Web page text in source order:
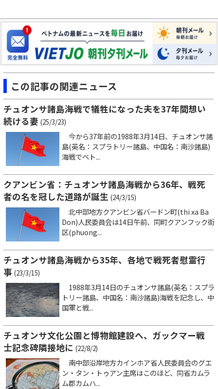
この記事の関連ニュース
チュオンサ諸島海戦で犠牲になった夫を37年間想い
続ける妻 (25/3/23)
今から37年前の1988年3月14日、チュオンサ諸
島(英名：スプラトリー諸島、中国名：南沙諸島)
海戦でベト...
クアンビン省：チュオンサ諸島海戦から36年、戦死
者の名を冠した道路が誕生 (24/3/15)
北中部地方クアンビン省バードン町(thi xa Ba
Don)人民委員会は14日午前、同町クアンフック街
区(phuong...
チュオンサ諸島海戦から35年、各地で戦死者慰霊行
事 (23/3/15)
1988年3月14日のチュオンサ諸島(英名：スプラ
トリー諸島、中国名：南沙諸島)海戦を記念し、中
国軍と戦...
チュオンサ文化公園と博物館建設へ、ガックマー戦
士記念碑隣接地に (22/8/2)
南中部沿岸地方カインホア省人民委員会のグエ
ン・タン・トゥアン主席はこのほど、同省カムラ
ム郡カムハ...